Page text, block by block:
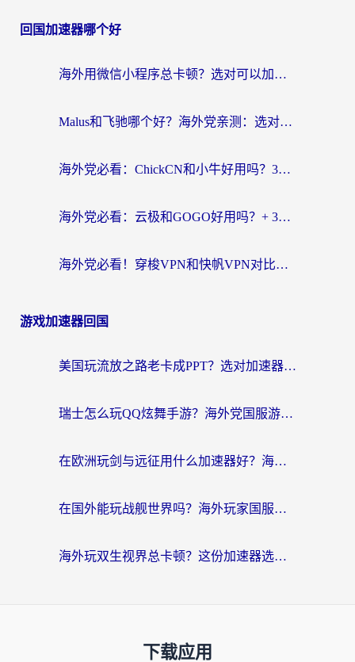
回国加速器哪个好
海外用微信小程序总卡顿？选对可以加速微信小程序的加速器就够了（含老挝可用&Mac端推荐）
Malus和飞驰哪个好？海外党亲测：选对回国加速器才能无缝刷剧玩国服
海外党必看：ChickCN和小牛好用吗？3招教你选对回国加速器无缝刷国内资源
海外党必看：云极和GOGO好用吗？+ 3步选对回国加速器，流畅看CCTV5海外直播
海外党必看！穿梭VPN和快帆VPN对比哪个回国效果更好？——3款冷门加速器实测+终极选择建议
游戏加速器回国
美国玩流放之路老卡成PPT？选对加速器比啥都重要（附欧洲全球玩家实测推荐）
瑞士怎么玩QQ炫舞手游？海外党国服游戏不卡指南（附重生细胞闪耀暖暖优化技巧）
在欧洲玩剑与远征用什么加速器好？海外党亲测有效的国服游戏加速指南
在国外能玩战舰世界吗？海外玩家国服畅玩终极指南（附印尼天使之战赛事攻略）
海外玩双生视界总卡顿？这份加速器选择指南帮你告别延迟（附欧洲流星蝴蝶剑澳门青鸾繁华录优化技巧）
下载应用